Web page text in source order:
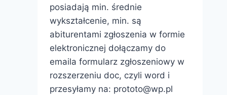
posiadają min. średnie
wykształcenie, min. są
abiturentami zgłoszenia w formie
elektronicznej dołączamy do
emaila formularz zgłoszeniowy w
rozszerzeniu doc, czyli word i
przesyłamy na: prototo@wp.pl